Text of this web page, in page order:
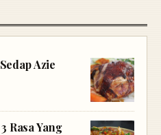
Azie
Rasa Yang